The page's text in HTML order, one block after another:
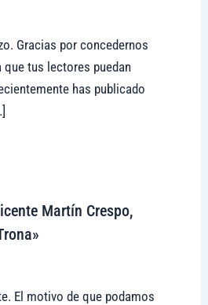
Gracias por concedernos
tus lectores puedan
has publicado
Martín Crespo,
El motivo de que podamos